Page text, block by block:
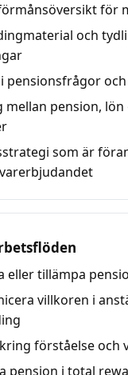
för
och
pensionsfrågor och
mellan pension, lön
som är
eller tillämpa
villkoren i
förståelse och
pension i total